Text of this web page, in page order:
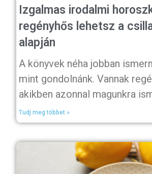
Izgalmas irodalmi
regényhős lehetsz a
alapján
A könyvek néha jobban
mint gondolnánk. Vannak
akikben azonnal magunkra
Tudj meg többet »